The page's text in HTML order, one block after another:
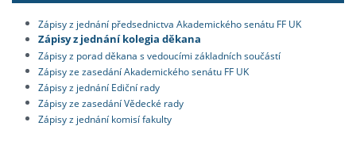
Zápisy z jednání předsednictva Akademického senátu FF UK
Zápisy z jednání kolegia děkana
Zápisy z porad děkana s vedoucími základních součástí
Zápisy ze zasedání Akademického senátu FF UK
Zápisy z jednání Ediční rady
Zápisy ze zasedání Vědecké rady
Zápisy z jednání komisí fakulty